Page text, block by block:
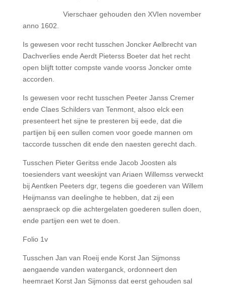
Vierschaer gehouden den XVIen november
anno 1602.
Is gewesen voor recht tusschen Joncker Aelbrecht van
Dachverlies ende Aerdt Pieterss Boeter dat het recht
open blijft totter compste vande voorss Joncker omte
accorden.
Is gewesen voor recht tusschen Peeter Janss Cremer
ende Claes Schilders van Tenmont, alsoo elck een
presenteert het sijne te presteren bij eede, dat die
partijen bij een sullen comen voor goede mannen om
taccorde tusschen dit ende den naesten gerecht dach.
Tusschen Pieter Geritss ende Jacob Joosten als
toesienders vant weeskijnt van Ariaen Willemss verweckt
bij Aentken Peeters dgr, tegens die goederen van Willem
Heijmanss van deelinghe te hebben, dat zij een
aenspraeck op die achtergelaten goederen sullen doen,
ende partijen een wet te doen.
Folio 1v
Tusschen Jan van Roeij ende Korst Jan Sijmonss
aengaende vanden waterganck, ordonneert den
heemraet Korst Jan Sijmonss dat eerst gehouden sal